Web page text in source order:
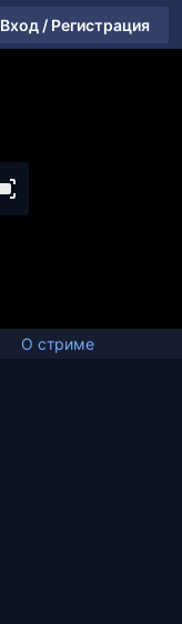
Вход / Регистрация
О стриме